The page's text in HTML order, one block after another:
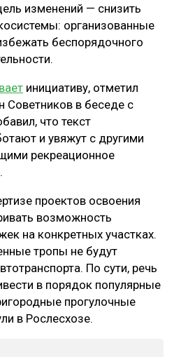
изменений — снизить
организованные
беспорядочного
инициативу, отметил
Советников в беседе с
что текст
и увяжут с другими
рекреационное
проектов освоения
возможность
на конкретных участках.
тропы не будут
По сути, речь
в порядок популярные
прогулочные
в Рослесхозе.